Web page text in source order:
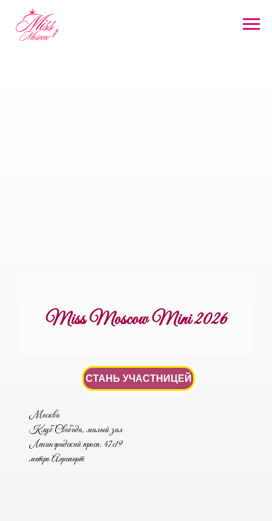
СТАНЬ УЧАСТНИЦЕЙ
Москва
Клуб Свобода, малый зал
Ленинградский просп. 47с19
метро Аэропорт
Miss Moscow Mini 2026